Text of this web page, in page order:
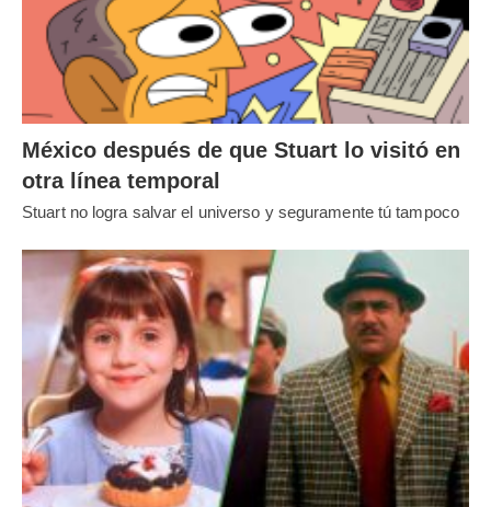
México después de que Stuart lo visitó en
otra línea temporal
Stuart no logra salvar el universo y seguramente tú tampoco